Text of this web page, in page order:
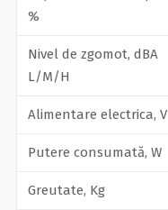
%
Nivel de zgomot, dBA
L/M/H
Alimentare electrica, V
Putere consumată, W
Greutate, Kg